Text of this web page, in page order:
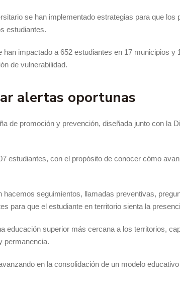
se han implementado estrategias para que
estudiantes.
impactado a 652 estudiantes en 17 municipios
de vulnerabilidad.
alertas oportunas
de promoción y prevención, diseñada junto con la
estudiantes, con el propósito de conocer cómo
seguimientos, llamadas preventivas,
que el estudiante en territorio sienta la
educación superior más cercana a los territorios,
permanencia.
en la consolidación de un modelo